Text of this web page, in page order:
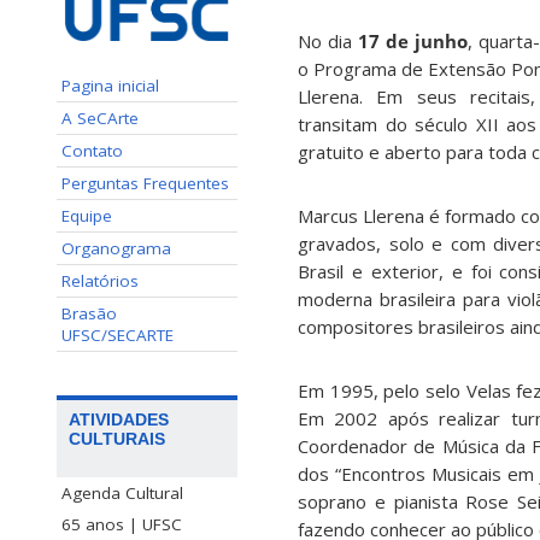
Pagina inicial
A SeCArte
Contato
Perguntas Frequentes
Equipe
Organograma
Relatórios
Brasão
UFSC/SECARTE
ATIVIDADES
CULTURAIS
Agenda Cultural
65 anos | UFSC
No dia 17 de junho,
o Programa de Extensão
Llerena. Em seus
transitam do século XII
gratuito e aberto para toda
Marcus Llerena é formado
gravados, solo e com
Brasil e exterior, e foi
moderna brasileira para
compositores brasileiros
Em 1995, pelo selo Velas
Em 2002 após realizar
Coordenador de Música da
dos “Encontros Musicais
soprano e pianista Rose
fazendo conhecer ao